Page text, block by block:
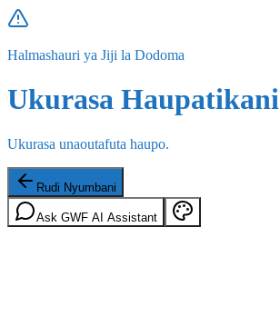
Halmashauri ya Jiji la Dodoma
Ukurasa Haupatikani
Ukurasa unaoutafuta haupo.
Rudi Nyumbani
Ask GWF AI Assistant